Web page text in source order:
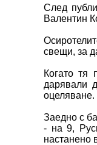
След
Валентин
свещи, за
Когато тя
дарявали
оцеляване.
Заедно с
- на 9,
настанено